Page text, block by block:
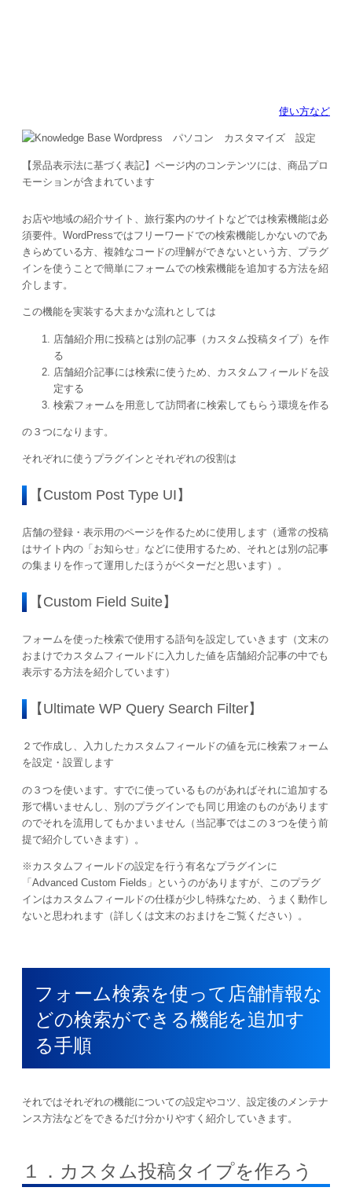
使い方など
【景品表示法に基づく表記】ページ内のコンテンツには、商品プロ
モーションが含まれています
お店や地域の紹介サイト、旅行案内のサイトなどでは検索機能は必
須要件。WordPressではフリーワードでの検索機能しかないのであ
きらめている方、複雑なコードの理解ができないという方、プラグ
インを使うことで簡単にフォームでの検索機能を追加する方法を紹
介します。
この機能を実装する大まかな流れとしては
店舗紹介用に投稿とは別の記事（カスタム投稿タイプ）を作
る
店舗紹介記事には検索に使うため、カスタムフィールドを設
定する
検索フォームを用意して訪問者に検索してもらう環境を作る
の３つになります。
それぞれに使うプラグインとそれぞれの役割は
【Custom Post Type UI】
店舗の登録・表示用のページを作るために使用します（通常の投稿
はサイト内の「お知らせ」などに使用するため、それとは別の記事
の集まりを作って運用したほうがベターだと思います）。
【Custom Field Suite】
フォームを使った検索で使用する語句を設定していきます（文末の
おまけでカスタムフィールドに入力した値を店舗紹介記事の中でも
表示する方法を紹介しています）
【Ultimate WP Query Search Filter】
２で作成し、入力したカスタムフィールドの値を元に検索フォーム
を設定・設置します
の３つを使います。すでに使っているものがあればそれに追加する
形で構いませんし、別のプラグインでも同じ用途のものがあります
のでそれを流用してもかまいません（当記事ではこの３つを使う前
提で紹介していきます）。
※カスタムフィールドの設定を行う有名なプラグインに
「Advanced Custom Fields」というのがありますが、このプラグ
インはカスタムフィールドの仕様が少し特殊なため、うまく動作し
ないと思われます（詳しくは文末のおまけをご覧ください）。
フォーム検索を使って店舗情報な
どの検索ができる機能を追加す
る手順
それではそれぞれの機能についての設定やコツ、設定後のメンテナ
ンス方法などをできるだけ分かりやすく紹介していきます。
１．カスタム投稿タイプを作ろう